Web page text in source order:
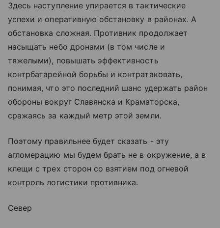
Здесь наступление упирается в тактические
успехи и оперативную обстановку в районах. А
обстановка сложная. Противник продолжает
насыщать небо дронами (в том числе и
тяжелыми), повышать эффективность
контрбатарейной борьбы и контратаковать,
понимая, что это последний шанс удержать район
обороны вокруг Славянска и Краматорска,
сражаясь за каждый метр этой земли.
Поэтому правильнее будет сказать - эту
агломерацию мы будем брать не в окружение, а в
клещи с трех сторон со взятием под огневой
контроль логистики противника.
Север